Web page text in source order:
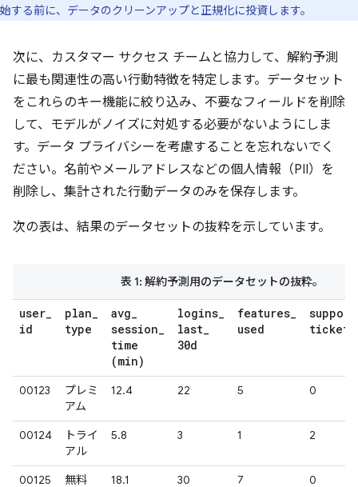
始する前に、データのクリーンアップと正規化に投資します。
次に、カスタマー サクセス チームと協力して、解約予測
に最も関連性の高い行動特徴を特定します。データセット
をこれらのキー機能に絞り込み、不要なフィールドを削除
して、モデルがノイズに対処する必要がないようにしま
す。データ プライバシーを考慮することを忘れないでく
ださい。名前やメールアドレスなどの個人情報（PII）を
削除し、集計された行動データのみを保存します。
次の表は、結果のデータセットの抜粋を示しています。
user_
id
plan_
type
avg_
session_
time
(min)
logins_
last_
30d
features_
used
support
tickets
00123
プレミ
アム
12.4 22 5 0
00124
トライ
アル
5.8 3 1 2
00125 無料 18.1 30 7
0
表 1: 解約予測用のデータセットの抜粋。